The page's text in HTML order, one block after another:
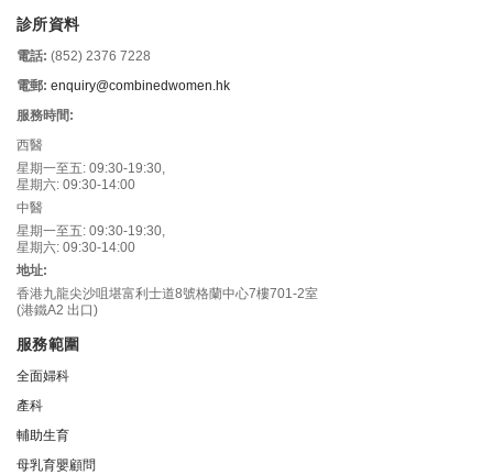
診所資料
電話: (852) 2376 7228
電郵: enquiry@combinedwomen.hk
服務時間:
西醫
星期一至五: 09:30-19:30,
星期六: 09:30-14:00
中醫
星期一至五: 09:30-19:30,
星期六: 09:30-14:00
地址:
香港九龍尖沙咀堪富利士道8號格蘭中心7樓701-2室
(港鐵A2 出口)
服務範圍
全面婦科
產科
輔助生育
母乳育嬰顧問